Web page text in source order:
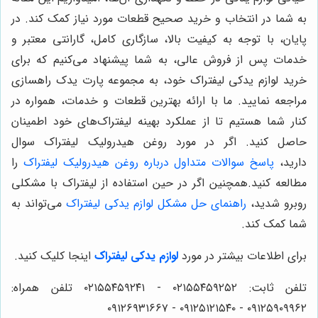
به شما در انتخاب و خرید صحیح قطعات مورد نیاز کمک کند. در
پایان، با توجه به کیفیت بالا، سازگاری کامل، گارانتی معتبر و
خدمات پس از فروش عالی، به شما پیشنهاد می‌کنیم که برای
خرید لوازم یدکی لیفتراک خود، به مجموعه پارت یدک راهسازی
مراجعه نمایید. ما با ارائه بهترین قطعات و خدمات، همواره در
کنار شما هستیم تا از عملکرد بهینه لیفتراک‌های خود اطمینان
حاصل کنید. اگر در مورد روغن هیدرولیک لیفتراک سوال
دارید، پاسخ سوالات متداول درباره روغن هیدرولیک لیفتراک را
مطالعه کنید.همچنین اگر در حین استفاده از لیفتراک با مشکلی
روبرو شدید، راهنمای حل مشکل لوازم یدکی لیفتراک می‌تواند به
شما کمک کند.
برای اطلاعات بیشتر در مورد لوازم یدکی لیفتراک اینجا کلیک کنید.
تلفن ثابت: ۰۲۱۵۵۴۵۹۲۵۲ - ۰۲۱۵۵۴۵۹۲۴۱ تلفن همراه:
۰۹۱۲۵۹۰۹۹۶۲ - ۰۹۱۲۵۱۲۱۵۴۰ - ۰۹۱۲۶۹۳۱۶۶۷